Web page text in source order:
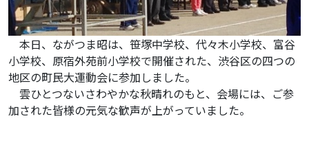
本日、ながつま昭は、笹塚中学校、代々木小学校、富谷
小学校、原宿外苑前小学校で開催された、渋谷区の四つの
地区の町民大運動会に参加しました。
雲ひとつないさわやかな秋晴れのもと、会場には、ご参
加された皆様の元気な歓声が上がっていました。